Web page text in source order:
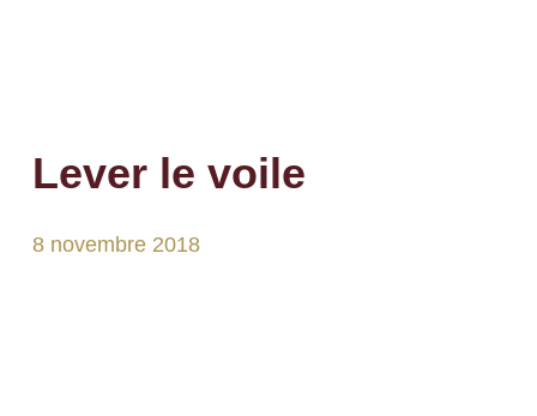
Lever le voile
8 novembre 2018